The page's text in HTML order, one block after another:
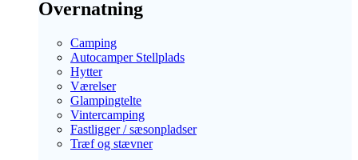
Overnatning
Camping
Autocamper Stellplads
Hytter
Værelser
Glampingtelte
Vintercamping
Fastligger / sæsonpladser
Træf og stævner